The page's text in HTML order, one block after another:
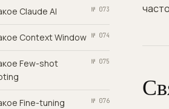
Claude AI № 073
Context Window № 074
Few-shot
№ 075
Fine-tuning № 076